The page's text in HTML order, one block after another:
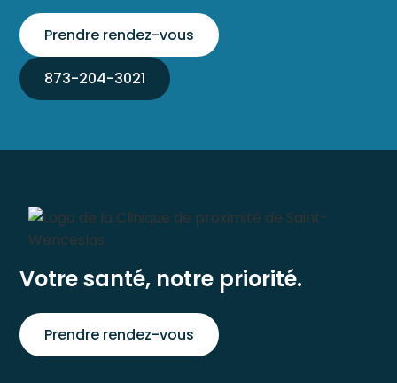
Prendre rendez-vous
873-204-3021
Votre santé, notre priorité.
Prendre rendez-vous